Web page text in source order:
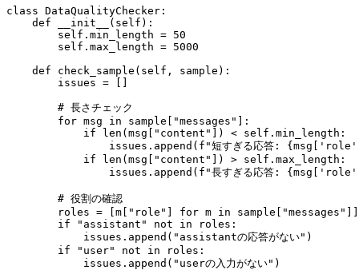
class DataQualityChecker:
    def __init__(self):
        self.min_length = 50
        self.max_length = 5000
    def check_sample(self, sample):
        issues = []
        # 長さチェック
        for msg in sample["messages"]:
            if len(msg["content"]) < self.min_length:
issues.append(f"短すぎる応答:
            if len(msg["content"]) > self.max_length:
issues.append(f"長すぎる応答:
        # 役割の確認
        roles = [m["role"] for m in sample["messages"]]
        if "assistant" not in roles:
            issues.append("assistantの応答がない")
        if "user" not in roles:
            issues.append("userの入力がない")